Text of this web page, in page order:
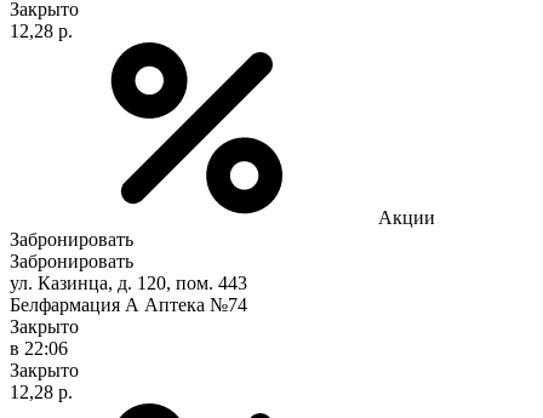
Закрыто
12,28 р.
Акции
Забронировать
Забронировать
ул. Казинца, д. 120, пом. 443
Белфармация А Аптека №74
Закрыто
в 22:06
Закрыто
12,28 р.